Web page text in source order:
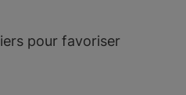
pour favoriser